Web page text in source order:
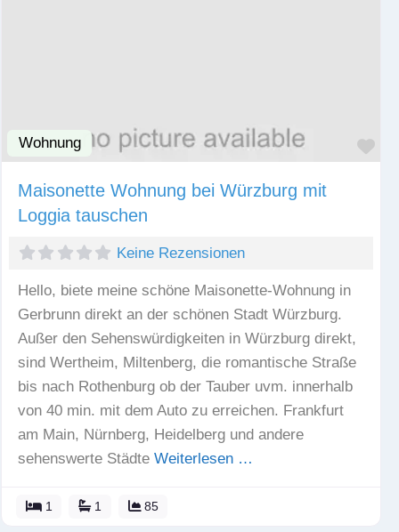
Wohnung
Maisonette Wohnung bei Würzburg mit
Loggia tauschen
Keine Rezensionen
Hello, biete meine schöne Maisonette-Wohnung in
Gerbrunn direkt an der schönen Stadt Würzburg.
Außer den Sehenswürdigkeiten in Würzburg direkt,
sind Wertheim, Miltenberg, die romantische Straße
bis nach Rothenburg ob der Tauber uvm. innerhalb
von 40 min. mit dem Auto zu erreichen. Frankfurt
am Main, Nürnberg, Heidelberg und andere
sehenswerte Städte Weiterlesen …
1 1 85